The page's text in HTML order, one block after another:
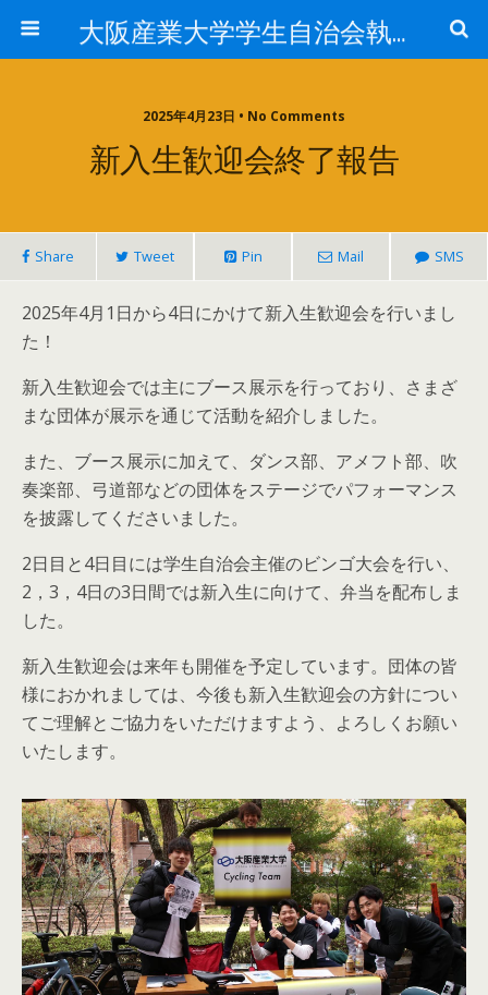
大阪産業大学学生自治会執行委員会
2025年4月23日 • No Comments
新入生歓迎会終了報告
Share Tweet Pin Mail SMS
2025年4月1日から4日にかけて新入生歓迎会を行いまし
た！
新入生歓迎会では主にブース展示を行っており、さまざ
まな団体が展示を通じて活動を紹介しました。
また、ブース展示に加えて、ダンス部、アメフト部、吹
奏楽部、弓道部などの団体をステージでパフォーマンス
を披露してくださいました。
2日目と4日目には学生自治会主催のビンゴ大会を行い、
2，3，4日の3日間では新入生に向けて、弁当を配布しま
した。
新入生歓迎会は来年も開催を予定しています。団体の皆
様におかれましては、今後も新入生歓迎会の方針につい
てご理解とご協力をいただけますよう、よろしくお願い
いたします。